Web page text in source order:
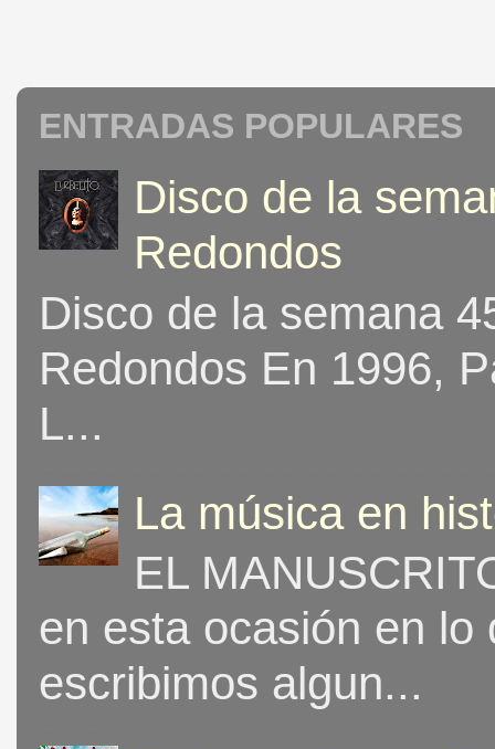
ENTRADAS POPULARES
Disco de la
Redondos
Disco de la semana
Redondos En 1996,
L...
La música en
EL
en esta ocasión en
escribimos algun...